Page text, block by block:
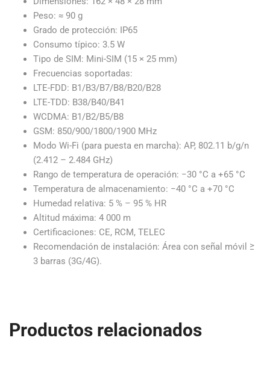
Peso: ≈ 90 g
Grado de protección: IP65
Consumo típico: 3.5 W
Tipo de SIM: Mini-SIM (15 × 25 mm)
Frecuencias soportadas:
LTE-FDD: B1/B3/B7/B8/B20/B28
LTE-TDD: B38/B40/B41
WCDMA: B1/B2/B5/B8
GSM: 850/900/1800/1900 MHz
Modo Wi-Fi (para puesta en marcha): AP, 802.11 b/g/n
(2.412 – 2.484 GHz)
Rango de temperatura de operación: −30 °C a +65 °C
Temperatura de almacenamiento: −40 °C a +70 °C
Humedad relativa: 5 % – 95 % HR
Altitud máxima: 4 000 m
Certificaciones: CE, RCM, TELEC
Recomendación de instalación: Área con señal móvil ≥
3 barras (3G/4G).
Productos relacionados